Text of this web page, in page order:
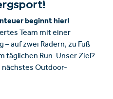
ladis.at
beginnt hier!
Team mit einer
auf zwei Rädern, zu Fuß
täglichen Run. Unser Ziel?
nächstes Outdoor-